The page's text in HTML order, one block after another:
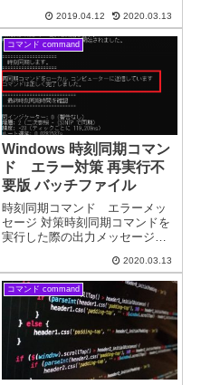
期できるので便利です。@echo
offrem ■■W32Timeサービス開始
判定あり 時刻同期 b...
2019.04.12 2020.03.13
コマンド command
Windows 時刻同期コマン
ド エラー対策 再実行不
要版 バッチファイル
時刻同期コマンド エラーメッ
セージ 対策時刻同期コマンドを
実行した際の出力メッセージ
コンピューターに送信していま
すコマンドは正しく完了しまし
た。上記が正常なのですが、ま
れに、再同期コマンドをローカ
ル コンピュー...
2020.03.13
コマンド command